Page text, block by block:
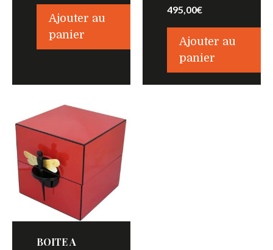
Ajouter au
panier
495,00€
Ajouter au
panier
BOITE A